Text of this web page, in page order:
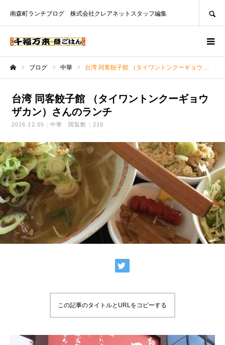
南森町ランチブログ 株式会社クレアネットスタッフ編集
ブログ 中華 台湾 同客餃子館 （タイワントンクーギョウザカン）さんのランチ
台湾 同客餃子館 （タイワントンクーギョウ
ザカン）さんのランチ
2016.12.05 中華 閲覧数：210
この記事のタイトルとURLをコピーする